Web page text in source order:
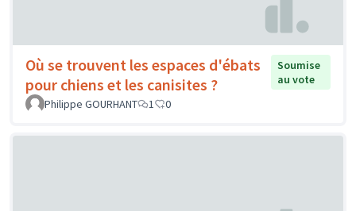
Où se trouvent les espaces d'ébats
pour chiens et les canisites ?
Soumise
au vote
Philippe GOURHANT
1 0